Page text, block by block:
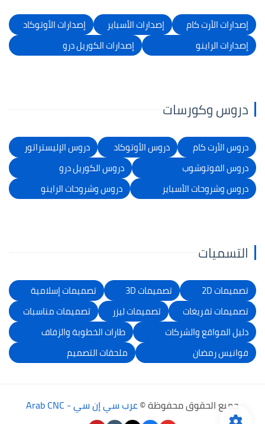
إصدارات الأرت كام إصدارات الأسباير
إصدارات الأوتوكاد
إصدارات الراينو
إصدارات الكوريل درو
دروس وكورسات
دروس الأرت كام دروس الأوتوكاد
دروس الإليستراتور
دروس الفوتوشوب
دروس الكوريل درو
دروس وشروحات الأسباير
دروس وشروحات الراينو
التسميات
تصميمات 2D تصميمات 3D
تصميمات إسلامية
تصميمات تفريغات
تصميمات ليزر
تصميمات مناسبات
دليل المواقع والشركات
طارات الخطوبة والزفاف
فوانيس رمضان
ملحقات التصميم
جميع الحقوق محفوظة ©عرب سي إن سي - Arab CNC